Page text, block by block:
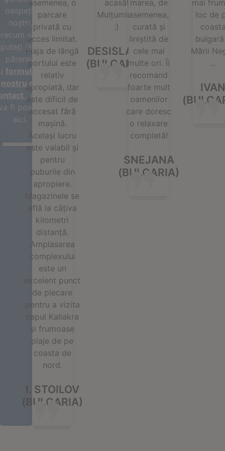
oaspeții
noștri,
și vă
puteți lăsa
părerea
formularul
nostru de
, care
fi postat
aici.
asemenea, o
parcare
privată cu
acces limitat.
Plaja de lângă
portului este
relativ
apropiată, dar
este dificil de
accesat fără
mașină.
Același lucru
este valabil și
pentru
puburile din
apropiere.
Magazinele se
află la câțiva
kilometri
distanță.
Amplasarea
complexului
este un
excelent punct
de plecare
pentru a vizita
capul Kaliakra
și frumoase
plaje de pe
coasta de
nord.
I. STOILOV
(BULGARIA)
acasă!
Mulțumim!
:)
DESISLAVA
(BULGARIA)
marea, de
asemenea,
curată și
liniștită de
cele mai
multe ori. Îi
recomand
foarte mult
oamenilor
care doresc
o relaxare
completă!
SNEJANA
(BULGARIA)
mai
loc de
Mării
...
IVAN